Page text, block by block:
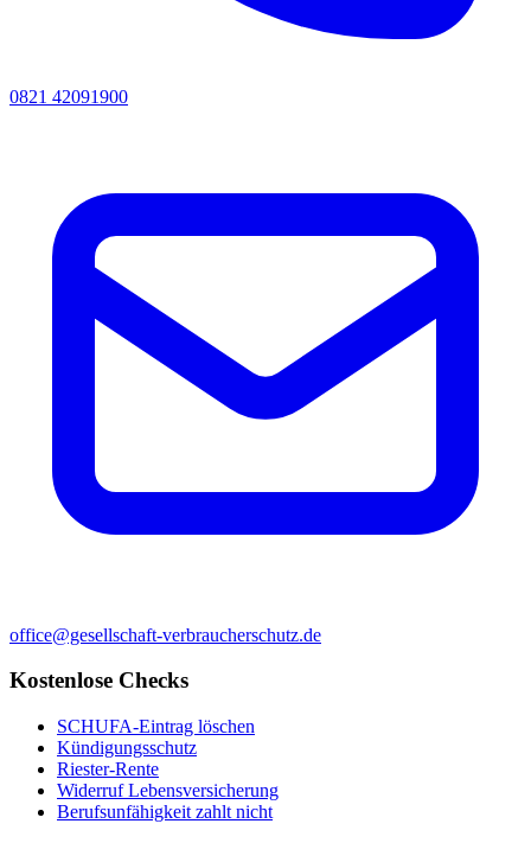
0821 42091900
office@gesellschaft-verbraucherschutz.de
Kostenlose Checks
SCHUFA-Eintrag löschen
Kündigungsschutz
Riester-Rente
Widerruf Lebensversicherung
Berufsunfähigkeit zahlt nicht